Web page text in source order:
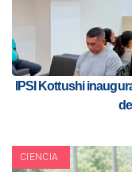
IPSI Kottushi
CIENCIA